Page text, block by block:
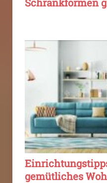
Schrankformen
gemütliches